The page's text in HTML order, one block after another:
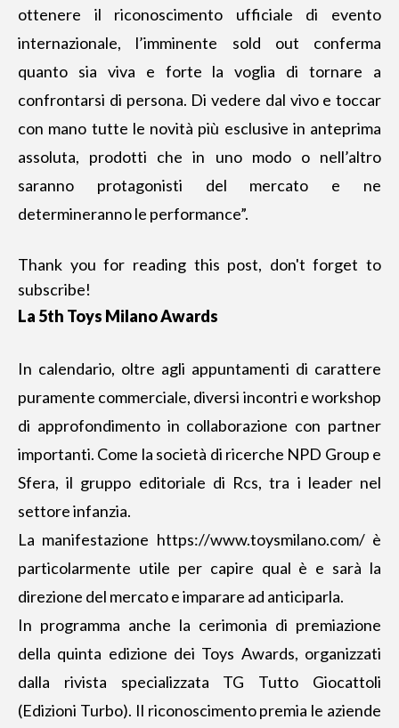
ottenere il riconoscimento ufficiale di evento
internazionale, l’imminente sold out conferma
quanto sia viva e forte la voglia di tornare a
confrontarsi di persona. Di vedere dal vivo e toccar
con mano tutte le novità più esclusive in anteprima
assoluta, prodotti che in uno modo o nell’altro
saranno protagonisti del mercato e ne
determineranno le performance”.
Thank you for reading this post, don't forget to
subscribe!
La 5th Toys Milano Awards
In calendario, oltre agli appuntamenti di carattere
puramente commerciale, diversi incontri e workshop
di approfondimento in collaborazione con partner
importanti. Come la società di ricerche NPD Group e
Sfera, il gruppo editoriale di Rcs, tra i leader nel
settore infanzia.
La manifestazione https://www.toysmilano.com/è
particolarmente utile per capire qual è e sarà la
direzione del mercato e imparare ad anticiparla.
In programma anche la cerimonia di premiazione
della quinta edizione dei Toys Awards, organizzati
dalla rivista specializzata TG Tutto Giocattoli
(Edizioni Turbo). Il riconoscimento premia le aziende